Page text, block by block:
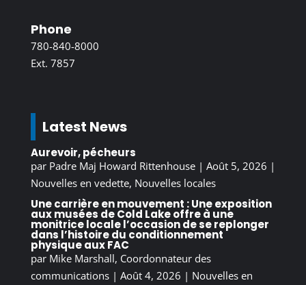
Phone
780-840-8000
Ext. 7857
Latest News
Aurevoir, pécheurs
par Padre Maj Howard Rittenhouse| Août 5, 2026 |
Nouvelles en vedette, Nouvelles locales
Une carrière en mouvement : Une exposition
aux musées de Cold Lake offre à une
monitrice locale l’occasion de se replonger
dans l’histoire du conditionnement
physique aux FAC
par Mike Marshall, Coordonnateur des
communications| Août 4, 2026 | Nouvelles en